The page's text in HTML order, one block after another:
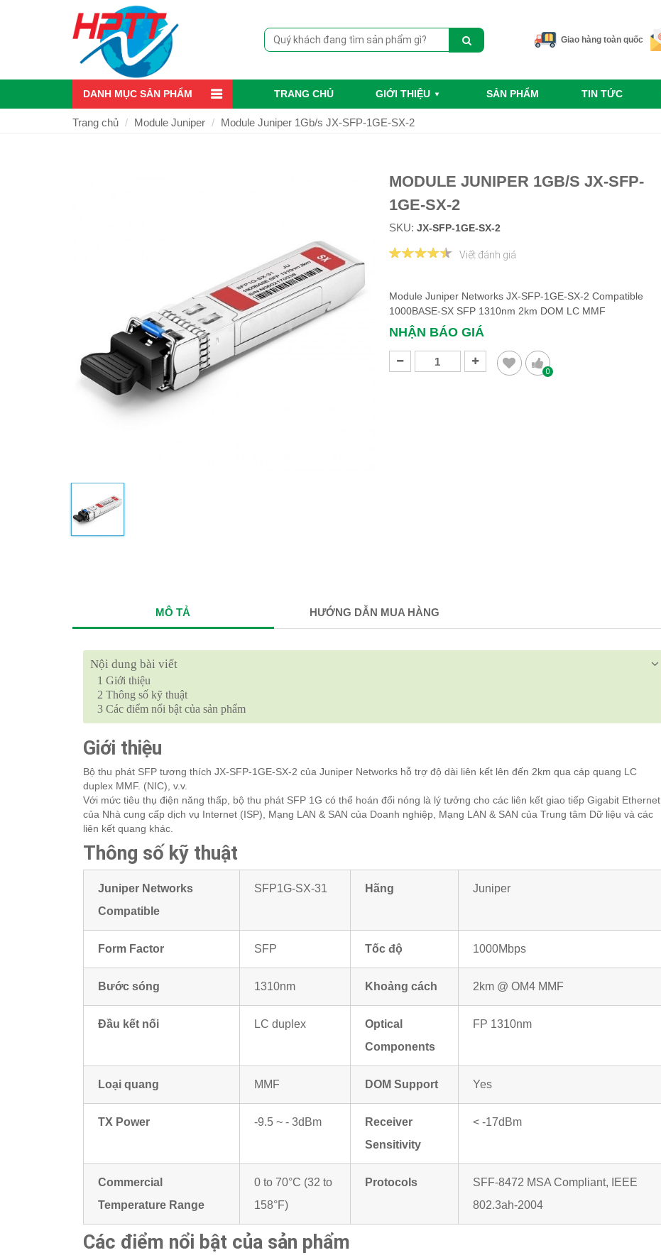
Giao hàng toàn quốc
DANH MỤC SẢN PHẨM TRANG CHỦ GIỚI THIỆU SẢN PHẨM TIN TỨC
Trang chủ Module Juniper Module Juniper 1Gb/s JX-SFP-1GE-SX-2
MODULE JUNIPER 1GB/S JX-SFP-
1GE-SX-2
SKU: JX-SFP-1GE-SX-2
Viết đánh giá
Module Juniper Networks JX-SFP-1GE-SX-2 Compatible
1000BASE-SX SFP 1310nm 2km DOM LC MMF
NHẬN BÁO GIÁ
0
MÔ TẢ HƯỚNG DẪN MUA HÀNG
Nội dung bài viết
1 Giới thiệu
2 Thông số kỹ thuật
3 Các điểm nổi bật của sản phẩm
Giới thiệu
Bộ thu phát SFP tương thích JX-SFP-1GE-SX-2 của Juniper Networks hỗ trợ độ dài liên kết lên đến 2km qua cáp quang LC
duplex MMF. (NIC), v.v.
Với mức tiêu thụ điện năng thấp, bộ thu phát SFP 1G có thể hoán đổi nóng là lý tưởng cho các liên kết giao tiếp Gigabit Ethernet
của Nhà cung cấp dịch vụ Internet (ISP), Mạng LAN & SAN của Doanh nghiệp, Mạng LAN & SAN của Trung tâm Dữ liệu và các
liên kết quang khác.
Thông số kỹ thuật
Juniper Networks
Compatible
SFP1G-SX-31 Hãng Juniper
Form Factor SFP Tốc độ 1000Mbps
Bước sóng 1310nm Khoảng cách 2km @ OM4 MMF
Đầu kết nối LC duplex
Optical
Components
FP 1310nm
Loại quang MMF DOM Support Yes
TX Power -9.5 ~ - 3dBm
Receiver
Sensitivity
< -17dBm
Commercial
Temperature Range
0 to 70°C (32 to
158°F)
Protocols
SFF-8472 MSA Compliant, IEEE
802.3ah-2004
Các điểm nổi bật của sản phẩm